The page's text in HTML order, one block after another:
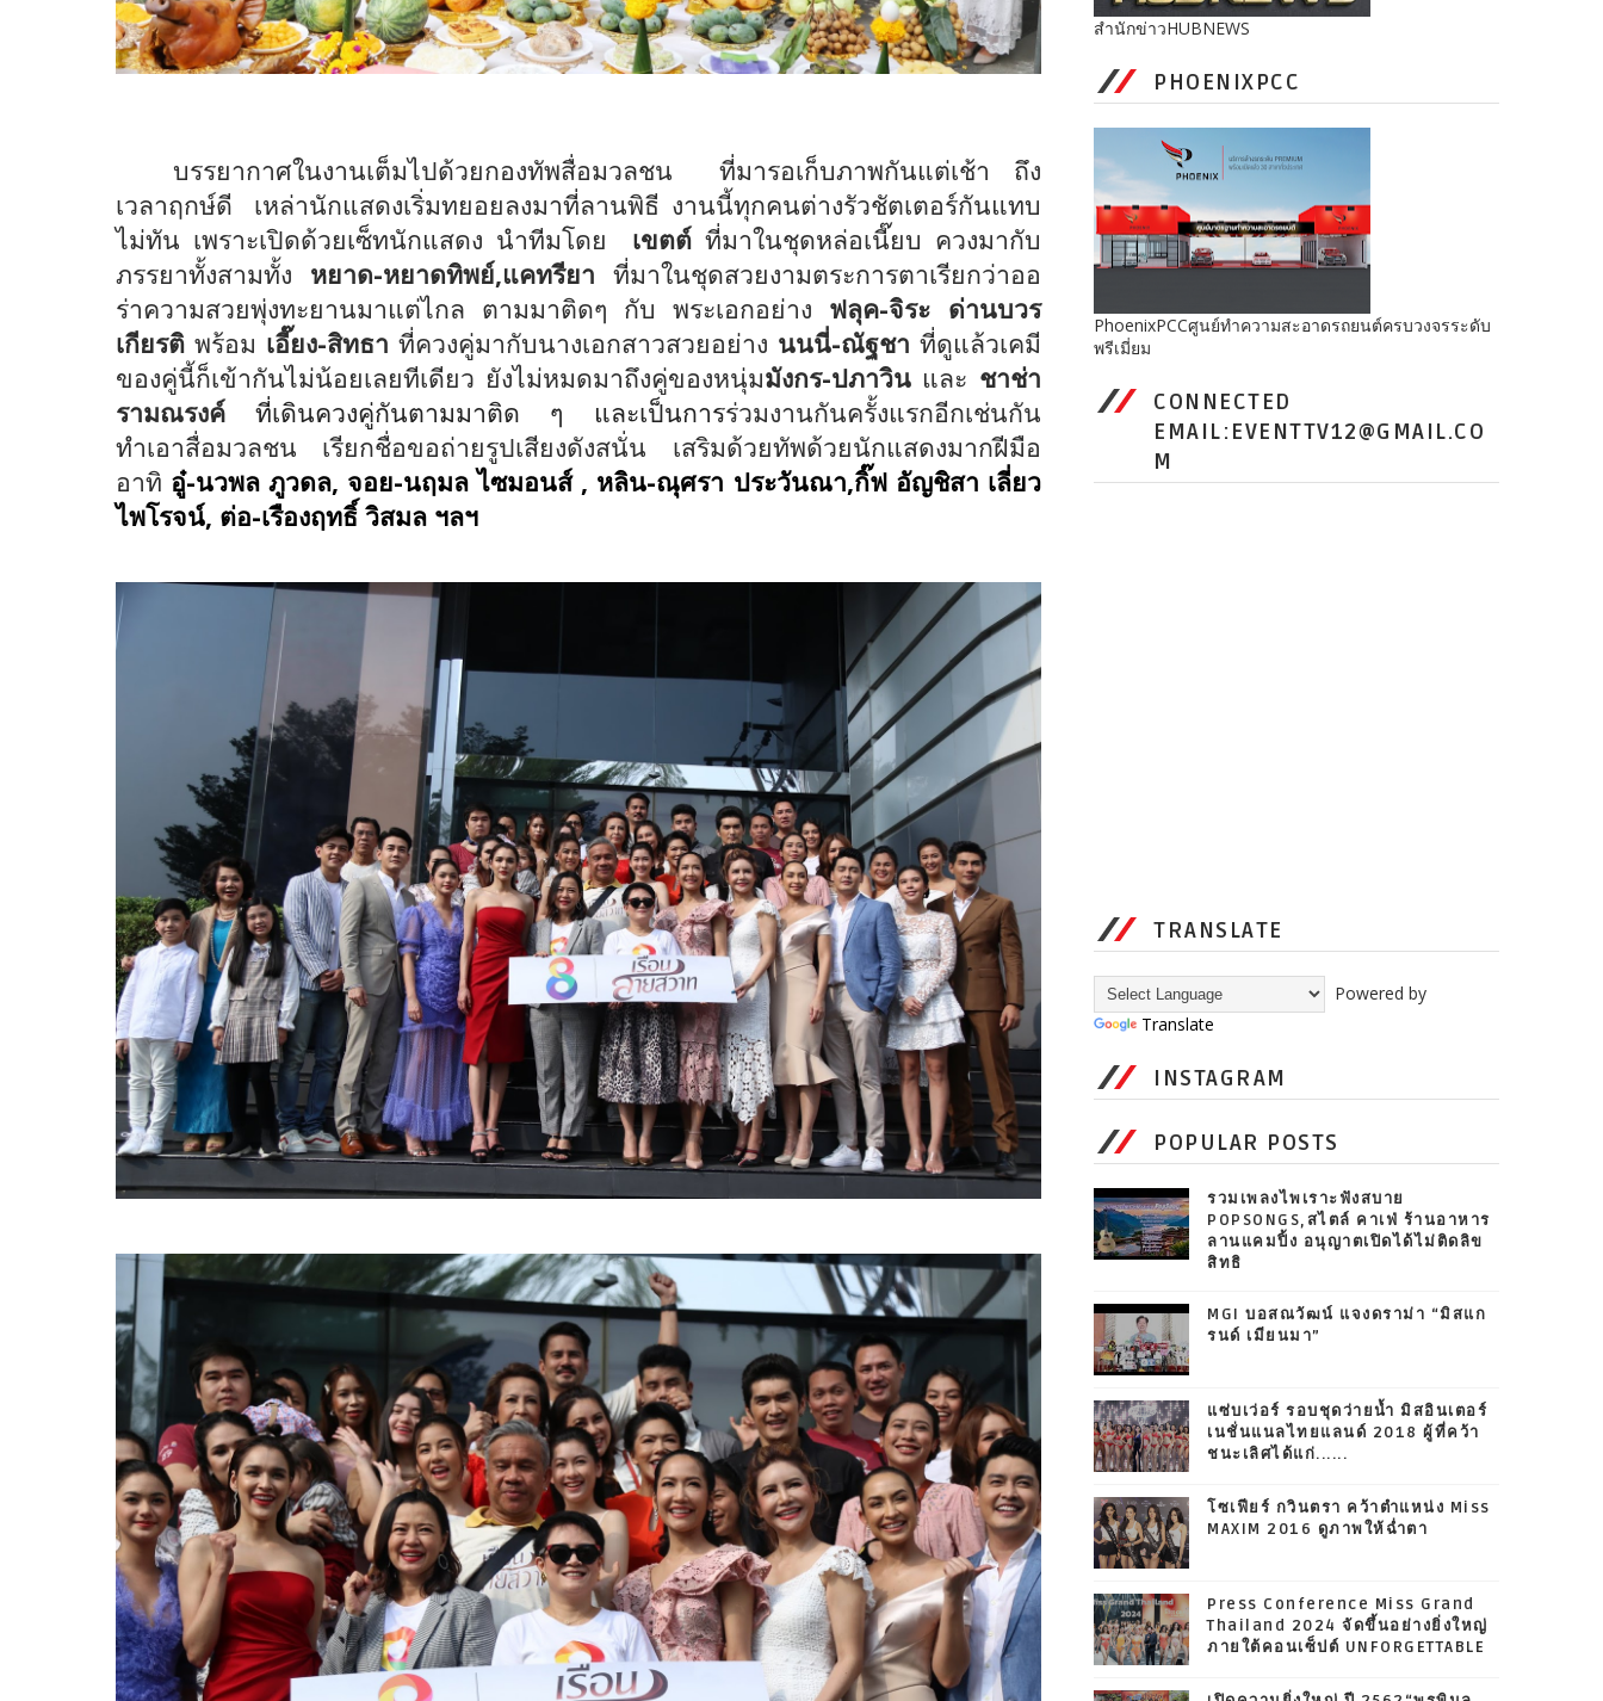
บรรยากาศในงานเต็มไปด้วยกองทัพสื่อมวลชน
ที่มารอเก็บภาพกันแต่เช้า ถึง
เวลาฤกษ์ดี
เหล่านักแสดงเริ่มทยอยลงมาที่ลานพิธี งานนี้ทุกคนต่างรัวชัตเตอร์กันแทบ
ไม่ทัน เพราะเปิดด้วยเซ็ทนักแสดง นำทีมโดย
เขตต์ ที่มาในชุดหล่อเนี๊ยบ ควงมากับ
ภรรยาทั้งสามทั้ง หยาด-หยาดทิพย์,แคทรียา ที่มาในชุดสวยงามตระการตาเรียกว่าออ
ร่าความสวยพุ่งทะยานมาแต่ไกล ตามมาติดๆ กับ พระเอกอย่าง ฟลุค-จิระ ด่านบวร
เกียรติ พร้อม เอี๊ยง-สิทธา ที่ควงคู่มากับนางเอกสาวสวยอย่าง นนนี่-ณัฐชา ที่ดูแล้วเคมี
ของคู่นี้ก็เข้ากันไม่น้อยเลยทีเดียว ยังไม่หมดมาถึงคู่ของหนุ่มมังกร-ปภาวิน และ ชาช่า
รามณรงค์ที่เดินควงคู่กันตามมาติด ๆ และเป็นการร่วมงานกันครั้งแรกอีกเช่นกัน
ทำเอาสื่อมวลชน เรียกชื่อขอถ่ายรูปเสียงดังสนั่น เสริมด้วยทัพด้วยนักแสดงมากฝีมือ
อาทิ อู๋-นวพล ภูวดล, จอย-นฤมล ไซมอนส์, หลิน-ณุศรา ประวันณา,กิ๊ฟ อัญชิสา เลี่ยว
ไพโรจน์, ต่อ-เรืองฤทธิ์ วิสมล ฯลฯ
สำนักข่าวHUBNEWS
PHOENIXPCC
PhoenixPCCศูนย์ทำความสะอาดรถยนต์ครบวงจรระดับ
พรีเมี่ยม
CONNECTED
EMAIL:EVENTTV12@GMAIL.CO
M
TRANSLATE
Powered by
Translate
INSTAGRAM
POPULAR POSTS
รวมเพลงไพเราะฟังสบาย
POPSONGS,สไตล์ คาเฟ่ ร้านอาหาร
ลานแคมปิ้ง อนุญาตเปิดได้ไม่ติดลิข
สิทธิ
MGI บอสณวัฒน์ แจงดราม่า “มิสแก
รนด์ เมียนมา”
แซ่บเว่อร์ รอบชุดว่ายน้ำ มิสอินเตอร์
เนชั่นแนลไทยแลนด์ 2018 ผู้ที่คว้า
ชนะเลิศได้แก่......
โซเฟียร์ กวินตรา คว้าตำแหน่ง Miss
MAXIM 2016 ดูภาพให้ฉ่ำตา
Press Conference Miss Grand
Thailand 2024 จัดขึ้นอย่างยิ่งใหญ่
ภายใต้คอนเซ็ปต์ UNFORGETTABLE